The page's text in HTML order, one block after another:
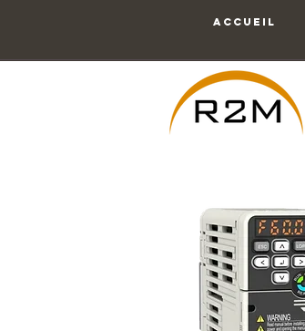
accueil